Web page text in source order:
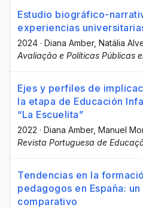
Estudio biográfico-
experiencias
2024 · Diana Amber, Natália
Avaliação e Políticas Públicas
Ejes y perfiles de
la etapa de Educación
“La Escuelita”
2022 · Diana Amber, Manuel
Revista Portuguesa de
Tendencias en la
pedagogos en España:
comparativo